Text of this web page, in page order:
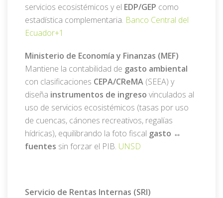
servicios ecosistémicos y el EDP/GEP como
estadística complementaria. Banco Central del
Ecuador+1
Ministerio de Economía y Finanzas (MEF)
Mantiene la contabilidad de gasto ambiental
con clasificaciones CEPA/CReMA (SEEA) y
diseña instrumentos de ingreso vinculados al
uso de servicios ecosistémicos (tasas por uso
de cuencas, cánones recreativos, regalías
hídricas), equilibrando la foto fiscal gasto ↔
fuentes sin forzar el PIB. UNSD
Servicio de Rentas Internas (SRI)